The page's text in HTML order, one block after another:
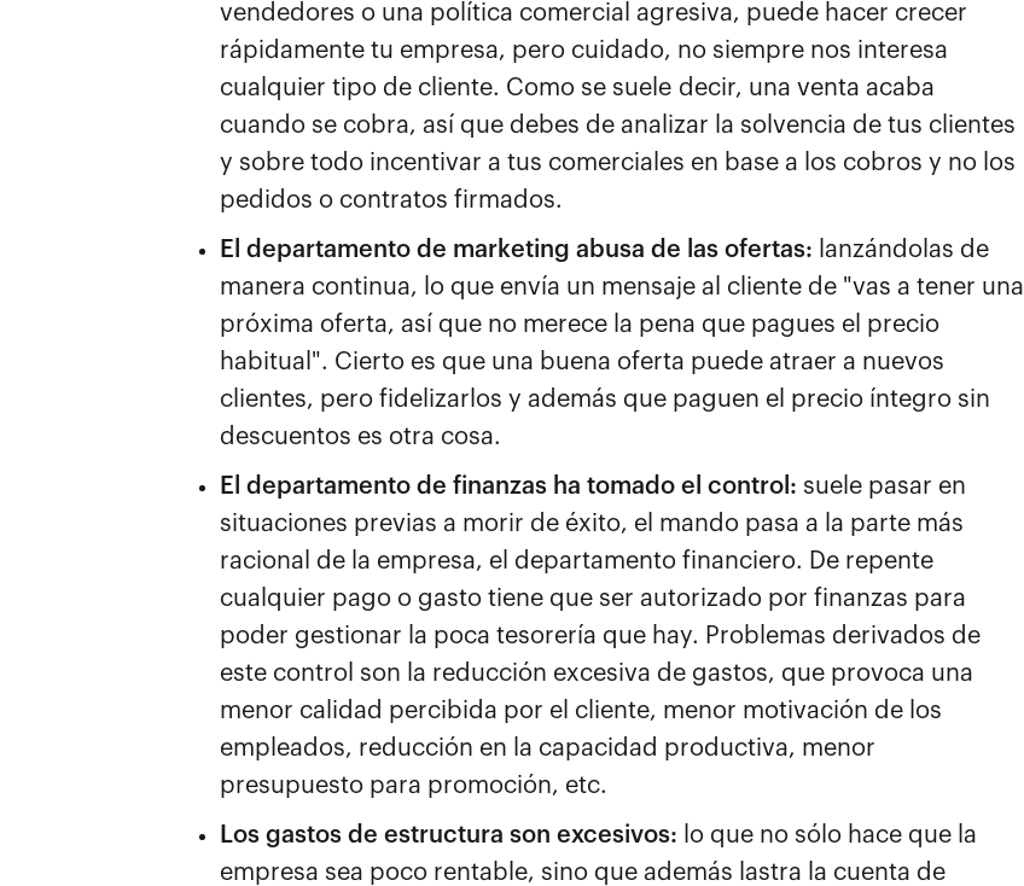
vendedores o una política comercial agresiva, puede hacer crecer
rápidamente tu empresa, pero cuidado, no siempre nos interesa
cualquier tipo de cliente. Como se suele decir, una venta acaba
cuando se cobra, así que debes de analizar la solvencia de tus clientes
y sobre todo incentivar a tus comerciales en base a los cobros y no los
pedidos o contratos firmados.
El departamento de marketing abusa de las ofertas: lanzándolas de
manera continua, lo que envía un mensaje al cliente de "vas a tener una
próxima oferta, así que no merece la pena que pagues el precio
habitual". Cierto es que una buena oferta puede atraer a nuevos
clientes, pero fidelizarlos y además que paguen el precio íntegro sin
descuentos es otra cosa.
El departamento de finanzas ha tomado el control: suele pasar en
situaciones previas a morir de éxito, el mando pasa a la parte más
racional de la empresa, el departamento financiero. De repente
cualquier pago o gasto tiene que ser autorizado por finanzas para
poder gestionar la poca tesorería que hay. Problemas derivados de
este control son la reducción excesiva de gastos, que provoca una
menor calidad percibida por el cliente, menor motivación de los
empleados, reducción en la capacidad productiva, menor
presupuesto para promoción, etc.
Los gastos de estructura son excesivos: lo que no sólo hace que la
empresa sea poco rentable, sino que además lastra la cuenta de